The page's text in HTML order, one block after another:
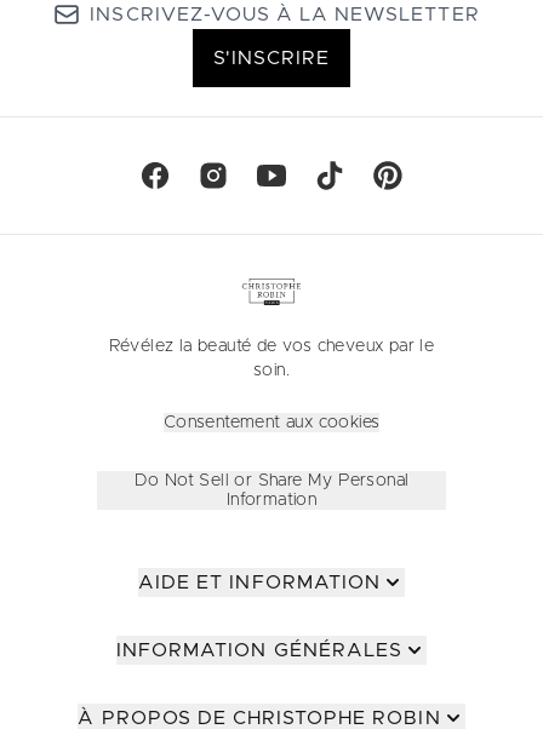
INSCRIVEZ-VOUS À LA NEWSLETTER
S'INSCRIRE
Révélez la beauté de vos cheveux par le
soin.
Consentement aux cookies
Do Not Sell or Share My Personal
Information
AIDE ET INFORMATION
INFORMATION GÉNÉRALES
À PROPOS DE CHRISTOPHE ROBIN